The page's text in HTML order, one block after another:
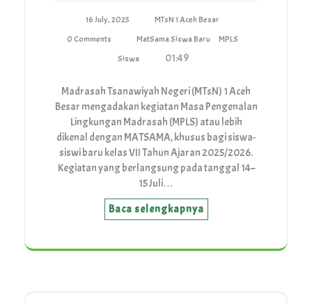
16 July, 2025
MTsN 1 Aceh Besar
0 Comments
MatSama Siswa Baru
MPLS
Siswa
01:49
Madrasah Tsanawiyah Negeri (MTsN) 1 Aceh
Besar mengadakan kegiatan Masa Pengenalan
Lingkungan Madrasah (MPLS) atau lebih
dikenal dengan MATSAMA, khusus bagi siswa-
siswi baru kelas VII Tahun Ajaran 2025/2026.
Kegiatan yang berlangsung pada tanggal 14–
15 Juli…
Baca selengkapnya